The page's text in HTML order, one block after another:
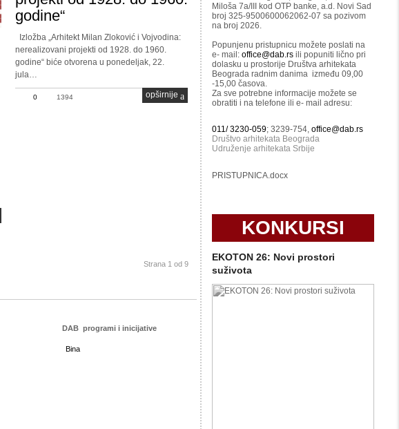
godine“
Izložba „Arhitekt Milan Zloković i Vojvodina:
nerealizovani projekti od 1928. do 1960.
godine“ biće otvorena u ponedeljak, 22.
jula…
0 1394 opširnije
Strana 1 od 9
DAB programi i inicijative
Bina
Miloša 7a/III kod OTP banke, a.d. Novi Sad
broj 325-9500600062062-07 sa pozivom
na broj 2026.
Popunjenu pristupnicu možete poslati na
e- mail:office@dab.rs ili popuniti lično pri
dolasku u prostorije Društva arhitekata
Beograda radnim danima između 09,00
-15,00 časova.
Za sve potrebne informacije možete se
obratiti i na telefone ili e- mail adresu:
011/ 3230-059; 3239-754,office@dab.rs
Društvo arhitekata Beograda
Udruženje arhitekata Srbije
PRISTUPNICA.docx
KONKURSI
EKOTON 26: Novi prostori
suživota